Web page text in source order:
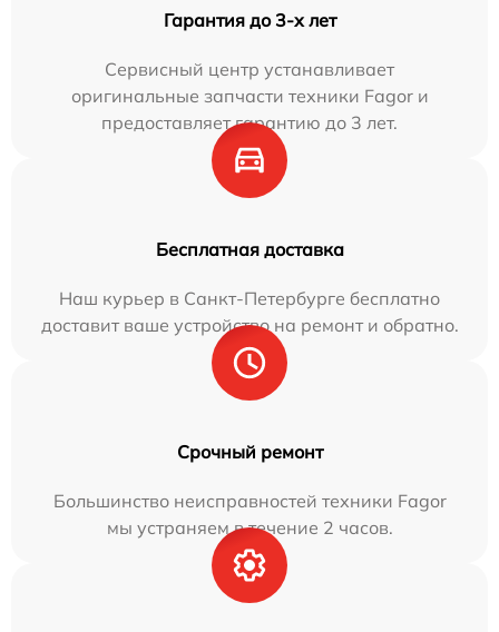
Гарантия до 3-х лет
Сервисный центр устанавливает
оригинальные запчасти техники Fagor и
предоставляет гарантию до 3 лет.
Бесплатная доставка
Наш курьер в Санкт-Петербурге бесплатно
доставит ваше устройство на ремонт и обратно.
Срочный ремонт
Большинство неисправностей техники Fagor
мы устраняем в течение 2 часов.